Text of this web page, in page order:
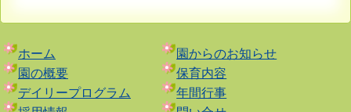
ホーム
園からのお知らせ
園の概要
保育内容
デイリープログラム
年間行事